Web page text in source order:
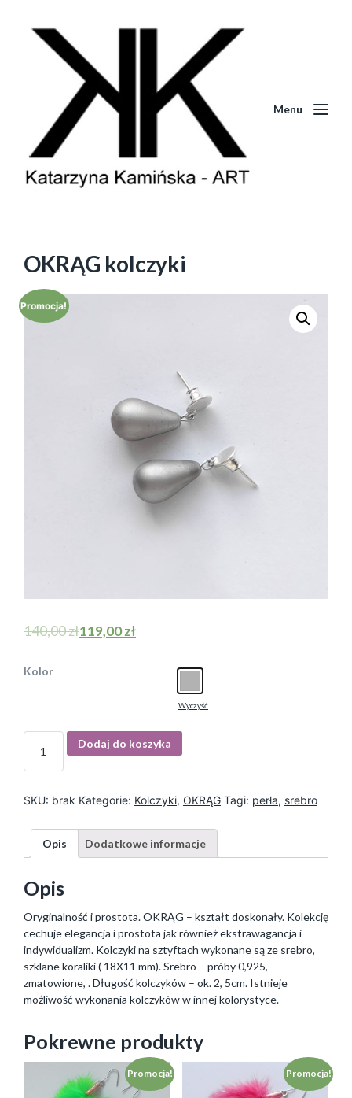
Menu
OKRĄG kolczyki
Promocja!
140,00zł119,00zł
Kolor
Wyczyść
I
ś
Dodaj do koszyka
SKU: brak Kategorie: Kolczyki, OKRĄG Tagi: perła, srebro
Opis Dodatkowe informacje
Opis
Oryginalność i prostota. OKRĄG – kształt doskonały. Kolekcję
cechuje elegancja i prostota jak również ekstrawagancja i
indywidualizm. Kolczyki na sztyftach wykonane są ze srebro,
szklane koraliki ( 18X11 mm). Srebro – próby 0,925,
zmatowione, . Długość kolczyków – ok. 2, 5cm. Istnieje
możliwość wykonania kolczyków w innej kolorystyce.
Pokrewne produkty
Promocja! Promocja!